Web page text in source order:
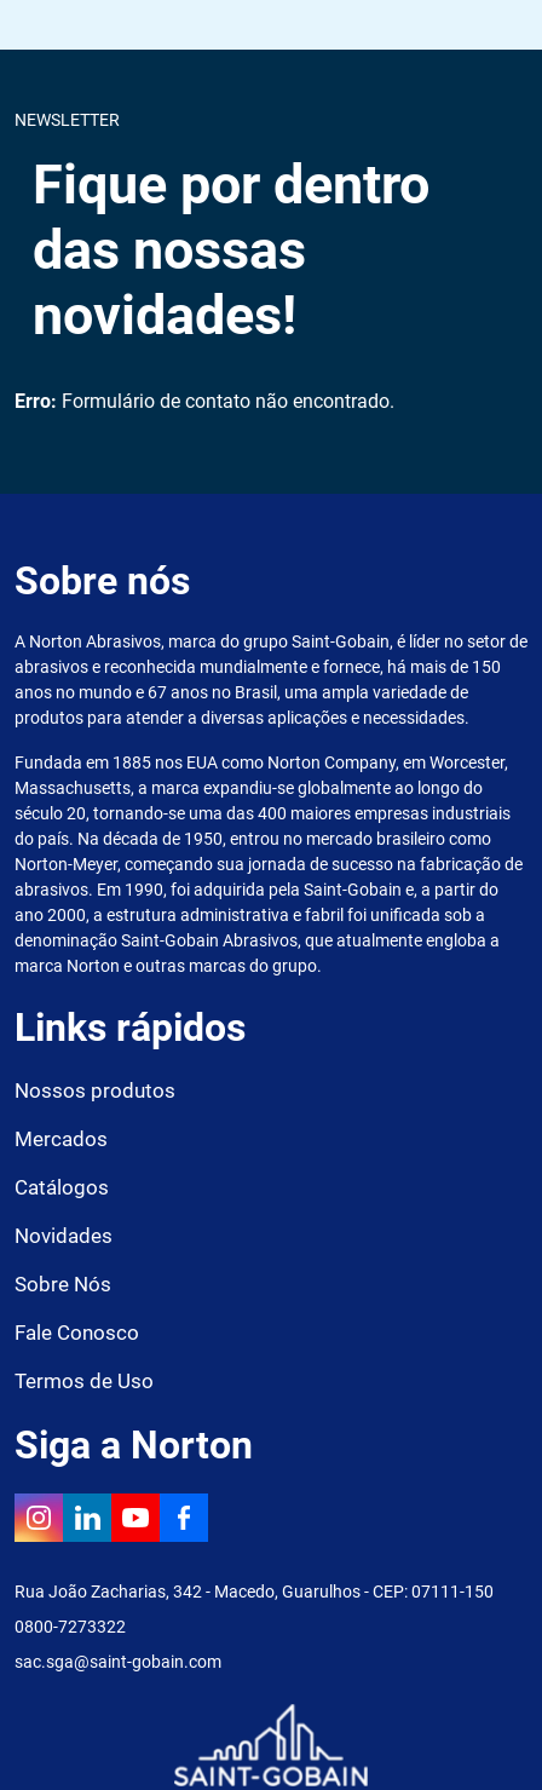
NEWSLETTER
Fique por dentro
das nossas
novidades!
Erro: Formulário de contato não encontrado.
Sobre nós
A Norton Abrasivos, marca do grupo Saint-Gobain, é líder no setor de
abrasivos e reconhecida mundialmente e fornece, há mais de 150
anos no mundo e 67 anos no Brasil, uma ampla variedade de
produtos para atender a diversas aplicações e necessidades.
Fundada em 1885 nos EUA como Norton Company, em Worcester,
Massachusetts, a marca expandiu-se globalmente ao longo do
século 20, tornando-se uma das 400 maiores empresas industriais
do país. Na década de 1950, entrou no mercado brasileiro como
Norton-Meyer, começando sua jornada de sucesso na fabricação de
abrasivos. Em 1990, foi adquirida pela Saint-Gobain e, a partir do
ano 2000, a estrutura administrativa e fabril foi unificada sob a
denominação Saint-Gobain Abrasivos, que atualmente engloba a
marca Norton e outras marcas do grupo.
Links rápidos
Nossos produtos
Mercados
Catálogos
Novidades
Sobre Nós
Fale Conosco
Termos de Uso
Siga a Norton
Rua João Zacharias, 342 - Macedo, Guarulhos - CEP: 07111-150
0800-7273322
sac.sga@saint-gobain.com